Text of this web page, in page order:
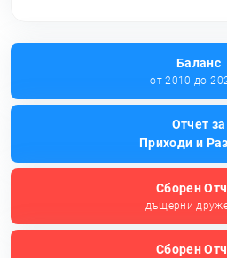
Баланс
от 2010 до
Отчет за
Приходи и
Сборен
дъщерни
Сборен